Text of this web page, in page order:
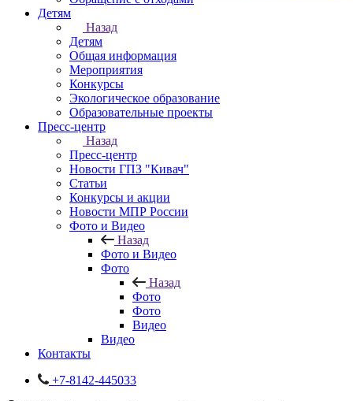
Детям
Назад
Детям
Общая информация
Мероприятия
Конкурсы
Экологическое образование
Образовательные проекты
Пресс-центр
Назад
Пресс-центр
Новости ГПЗ "Кивач"
Статьи
Конкурсы и акции
Новости МПР России
Фото и Видео
Назад
Фото и Видео
Фото
Назад
Фото
Фото
Видео
Видео
Контакты
+7-8142-445033